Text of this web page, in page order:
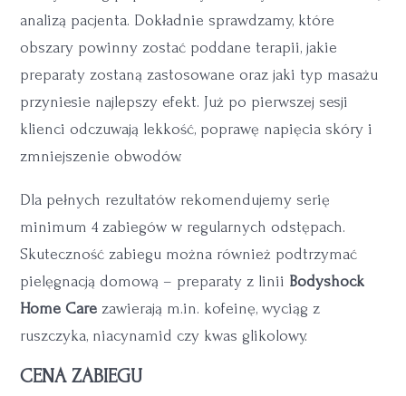
analizą pacjenta. Dokładnie sprawdzamy, które
obszary powinny zostać poddane terapii, jakie
preparaty zostaną zastosowane oraz jaki typ masażu
przyniesie najlepszy efekt. Już po pierwszej sesji
klienci odczuwają lekkość, poprawę napięcia skóry i
zmniejszenie obwodów.
Dla pełnych rezultatów rekomendujemy serię
minimum 4 zabiegów w regularnych odstępach.
Skuteczność zabiegu można również podtrzymać
pielęgnacją domową – preparaty z linii Bodyshock
Home Care zawierają m.in. kofeinę, wyciąg z
ruszczyka, niacynamid czy kwas glikolowy.
CENA ZABIEGU